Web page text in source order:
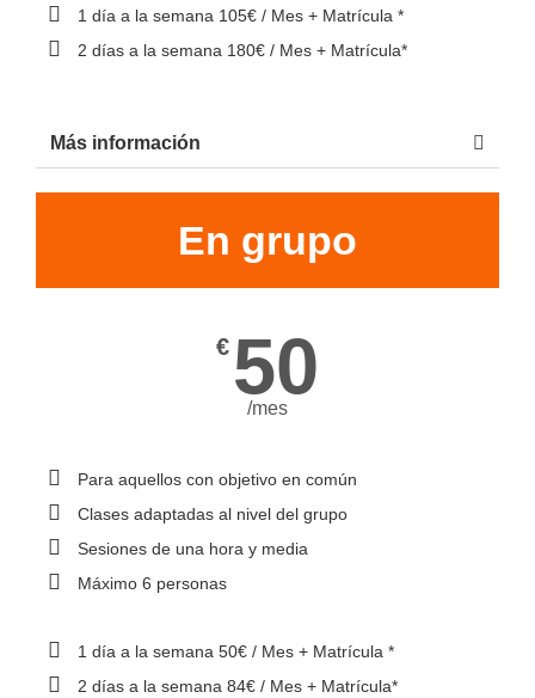
1 día a la semana 105€ / Mes + Matrícula *
2 días a la semana 180€ / Mes + Matrícula*
Más información
En grupo
€ 50
/mes
Para aquellos con objetivo en común
Clases adaptadas al nivel del grupo
Sesiones de una hora y media
Máximo 6 personas
1 día a la semana 50€ / Mes + Matrícula *
2 días a la semana 84€ / Mes + Matrícula*